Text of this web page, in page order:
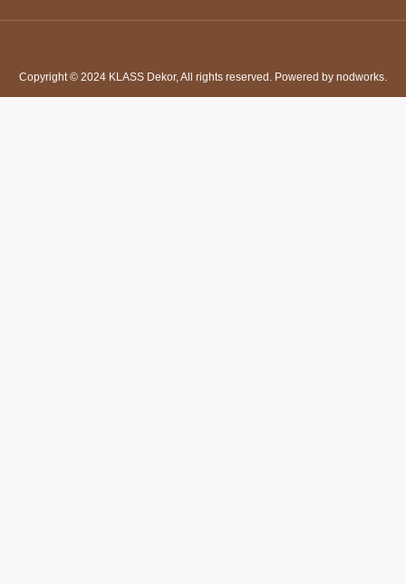
Copyright © 2024 KLASS Dekor, All rights reserved. Powered by nodworks.